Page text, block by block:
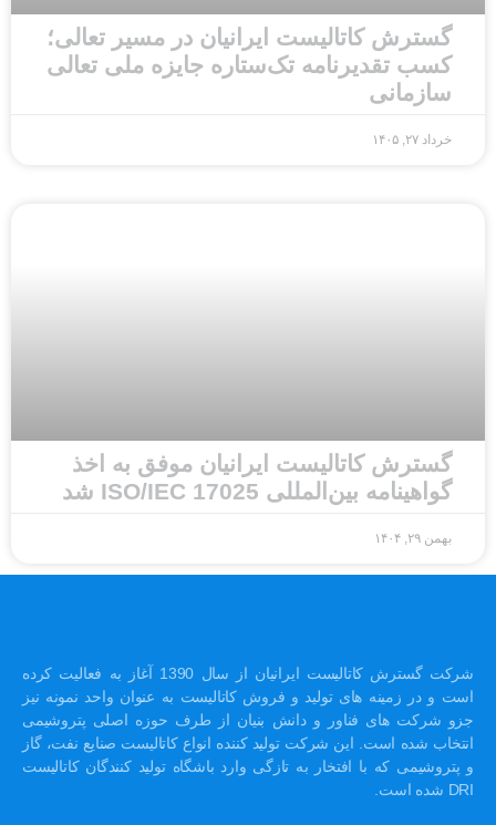
گسترش کاتالیست ایرانیان در مسیر تعالی؛
کسب تقدیرنامه تک‌ستاره جایزه ملی تعالی
سازمانی
خرداد ۲۷, ۱۴۰۵
گسترش کاتالیست ایرانیان موفق به اخذ
گواهینامه بین‌المللی ISO/IEC 17025 شد
بهمن ۲۹, ۱۴۰۴
شرکت گسترش کاتالیست ایرانیان از سال 1390 آغاز به فعالیت کرده
است و در زمینه های تولید و فروش کاتالیست به عنوان واحد نمونه نیز
جزو شرکت های فناور و دانش بنیان از طرف حوزه اصلی پتروشیمی
انتخاب شده است. این شرکت تولید کننده انواع کاتالیست صنایع نفت، گاز
و پتروشیمی که با افتخار به تازگی وارد باشگاه تولید کنندگان کاتالیست
DRI شده است.